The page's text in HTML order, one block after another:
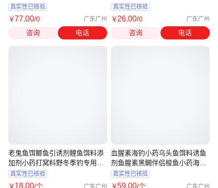
真实性已核验
￥77.00/0 广东广州
咨询 电话
老鬼鱼饵鲫鱼引诱剂鲤鱼饵料添
加剂小药打窝料野冬季钓专用诱
鱼剂
真实性已核验
￥18.00/个 广东广州
器
真实性已核验
￥26.00/0 广东广州
咨询 电话
血腥素海钓小药乌头鱼饵料诱鱼
剂鱼腥素黑鲷伴侣梭鱼小药海钓
鱼饵
真实性已核验
￥59.00/个 广东广州